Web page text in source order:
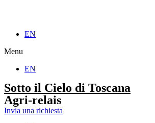
EN
Menu
EN
Sotto il Cielo di Toscana
Agri-relais
Invia una richiesta